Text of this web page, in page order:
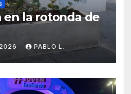
en la rotonda de
PABLO L.